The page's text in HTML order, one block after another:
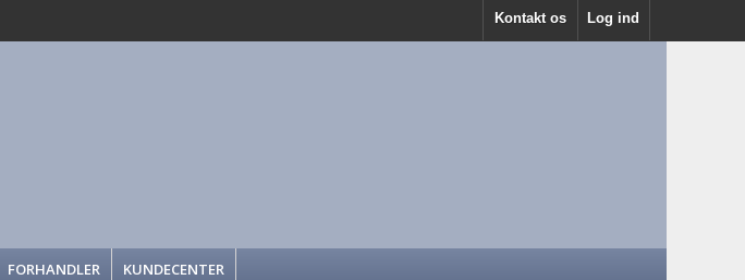
Log ind
Kontakt os
FORHANDLER KUNDECENTER